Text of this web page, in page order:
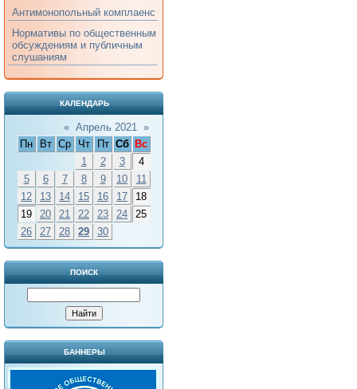
Антимонопольный комплаенс
Нормативы по общественным
обсуждениям и публичным
слушаниям
КАЛЕНДАРЬ
« Апрель 2021 »
Пн
Вт Ср Чт Пт Сб
Вс
1
2 3
4
5
6 7 8 9 10
11
12
13 14 15 16 17
18
19
20 21 22 23 24
25
26
27 28 29 30
ПОИСК
БАННЕРЫ